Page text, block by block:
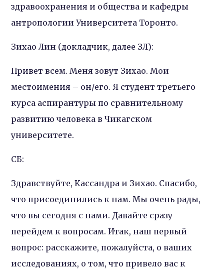
здравоохранения и общества и кафедры
антропологии Университета Торонто.
Зихао Лин (докладчик, далее ЗЛ):
Привет всем. Меня зовут Зихао. Мои
местоимения – он/его. Я студент третьего
курса аспирантуры по сравнительному
развитию человека в Чикагском
университете.
СБ:
Здравствуйте, Кассандра и Зихао. Спасибо,
что присоединились к нам. Мы очень рады,
что вы сегодня с нами. Давайте сразу
перейдем к вопросам. Итак, наш первый
вопрос: расскажите, пожалуйста, о ваших
исследованиях, о том, что привело вас к